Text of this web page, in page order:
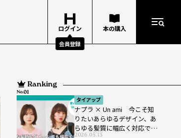
ログイン
会員登録
本の購入
Ranking
タイアップ
ナプラ × Un ami 今こそ知
りたいあらゆるデザイン、あ
らゆる髪質に幅広く対応でき
2026.05.13
No.